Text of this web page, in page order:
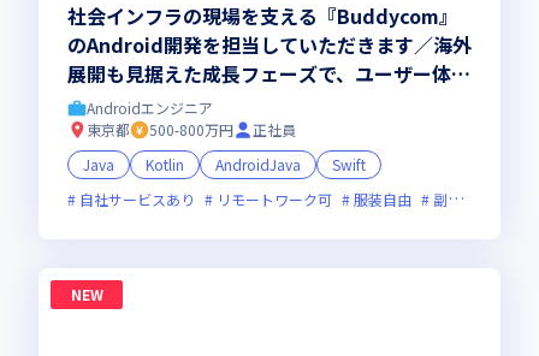
社会インフラの現場を支える『Buddycom』
のAndroid開発を担当していただきます／海外
展開も見据えた成長フェーズで、ユーザー体験
の向上に直接貢献できます
Androidエンジニア
東京都
500-800万円
正社員
Java
Kotlin AndroidJava
Swift
自社サービスあり
リモートワーク可 服装自由 副業可
NEW